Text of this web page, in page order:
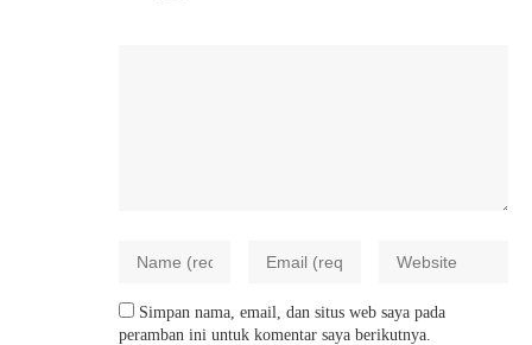
Simpan nama, email, dan situs web saya pada
peramban ini untuk komentar saya berikutnya.